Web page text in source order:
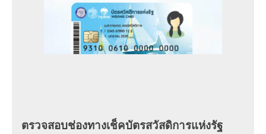
ตรวจสอบช่องทางเช็คบัตรสวัสดิการแห่งรัฐ